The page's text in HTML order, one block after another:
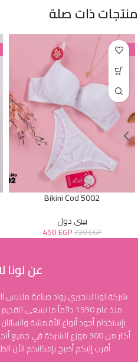
منتجات ذات صلة
-38%
Bikini Cod 5002
بيبي دول
720EGP
450EGP
عن لونا
شركة لونا لانجيري رواد صناعة ملابس
منذ عام 1990 دائماً ما
بإستخدام أجود أنواع الأقمشة
أكثر من 300 موزع للشركة في
أقرب إليكم أصبح بإمكانكم الأن